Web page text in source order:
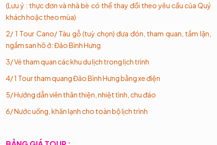
(Lưu ý : thực đơn và nhà bè có thể thay đổi theo yêu cầu của Quý
khách hoặc theo mùa)
2/ 1 Tour Cano/ Tàu gỗ (tuỳ chọn) đưa đón, tham quan, tắm lặn,
ngắm san hô ở: Đảo Bình Hưng
3/ Vé tham quan các khu du lịch trong lịch trình
4/ 1 Tour tham quang Đảo Bình Hưng bằng xe điện
5/ Hướng dẫn viên thân thiện, nhiệt tình, chu đáo
6/ Nước uống, khăn lạnh cho toàn bộ lịch trình